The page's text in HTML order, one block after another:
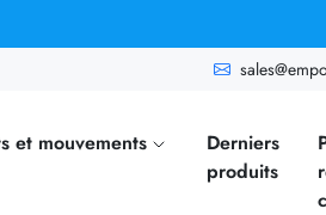
et mouvements
Derniers
produits